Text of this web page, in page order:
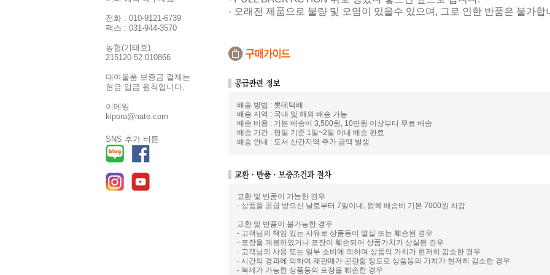
전화 : 010-9121-6739
팩스 : 031-944-3570
농협(기태호)
215120-52-010866
대여물품 보증금 결제는
현금 입금 원칙입니다.
이메일
kipora@nate.com
SNS 추가 버튼
- 오래전 제품으로 불량 및 오염이 있을수 있으며, 그로 인한 반품은 불가합
배송 방법 : 롯데택배
배송 지역 : 국내 및 해외 배송 가능
배송 비용 : 기본 배송비 3,500원, 10만원 이상부터 무료 배송
배송 기간 : 평일 기준 1일~2일 이내 배송 완료
배송 안내 : 도서 산간지역 추가 금액 발생
교환 및 반품이 가능한 경우
- 상품을 공급 받으신 날로부터 7일이내, 왕복 배송비 기본 7000원 차감
교환 및 반품이 불가능한 경우
- 고객님의 책임 있는 사유로 상품등이 멸실 또는 훼손된 경우
- 포장을 개봉하였거나 포장이 훼손되어 상품가치가 상실된 경우
- 고객님의 사용 또는 일부 소비에 의하여 상품의 가치가 현저히 감소한 경우
- 시간의 경과에 의하여 재판매가 곤란할 정도로 상품등의 가치가 현저히 감소한 경우
- 복제가 가능한 상품등의 포장을 훼손한 경우